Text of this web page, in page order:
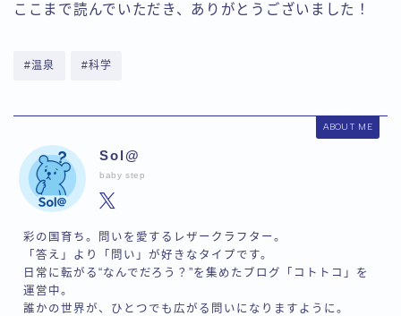
ここまで読んでいただき、ありがとうございました！
#温泉 #科学
ABOUT ME
Sol@
baby step
彩の国育ち。問いを愛するレザークラフター。
「答え」より「問い」が好きなタイプです。
日常に転がる“なんでだろう？”を集めたブログ「コトトコ」を
運営中。
誰かの世界が、ひとつでも広がる問いになりますように。